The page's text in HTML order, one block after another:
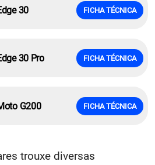
30 FICHA TÉCNICA
30 Pro FICHA TÉCNICA
G200 FICHA TÉCNICA
trouxe diversas